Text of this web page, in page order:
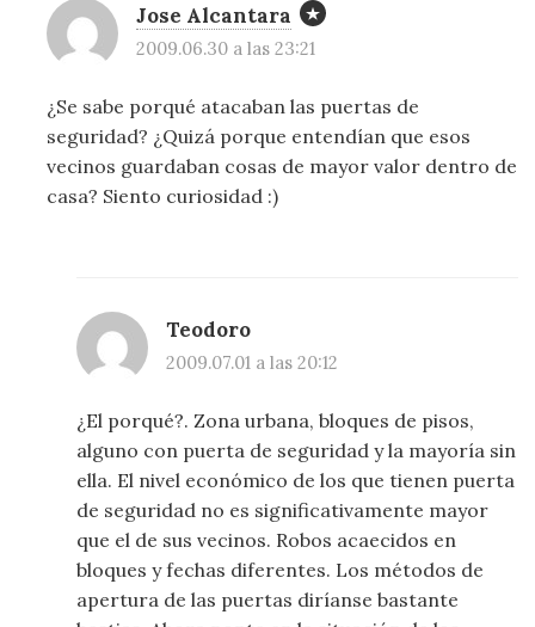
Jose Alcantara
2009.06.30 a las 23:21
¿Se sabe porqué atacaban las puertas de
seguridad? ¿Quizá porque entendían que esos
vecinos guardaban cosas de mayor valor dentro de
casa? Siento curiosidad :)
Teodoro
2009.07.01 a las 20:12
¿El porqué?. Zona urbana, bloques de pisos,
alguno con puerta de seguridad y la mayoría sin
ella. El nivel económico de los que tienen puerta
de seguridad no es significativamente mayor
que el de sus vecinos. Robos acaecidos en
bloques y fechas diferentes. Los métodos de
apertura de las puertas diríanse bastante